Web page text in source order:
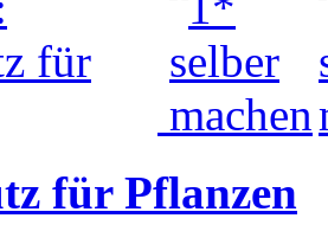
für Pflanzen